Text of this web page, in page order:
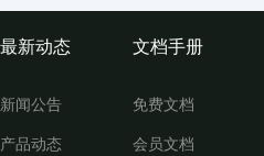
最新动态
新闻公告
产品动态
文档手册
免费文档
会员文档